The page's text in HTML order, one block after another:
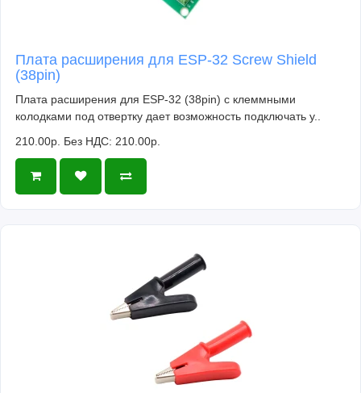
Плата расширения для ESP-32 Screw Shield
(38pin)
Плата расширения для ESP-32 (38pin) с клеммными
колодками под отвертку дает возможность подключать у..
210.00р. Без НДС: 210.00р.